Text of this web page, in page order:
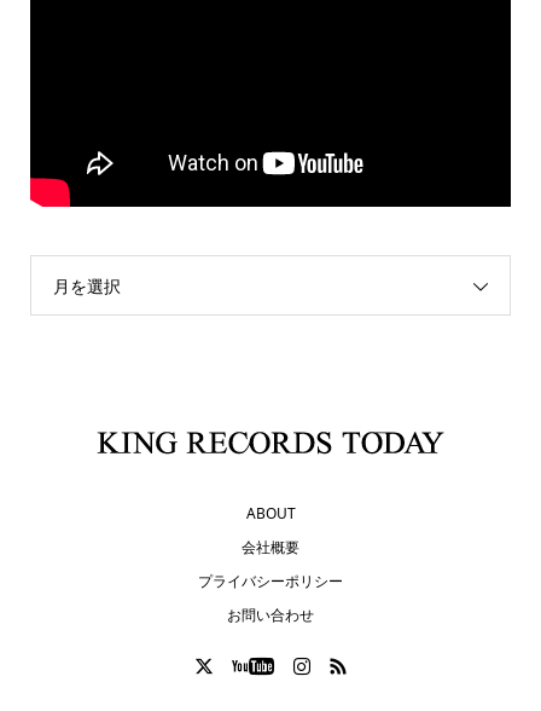
月を選択
ABOUT
会社概要
プライバシーポリシー
お問い合わせ